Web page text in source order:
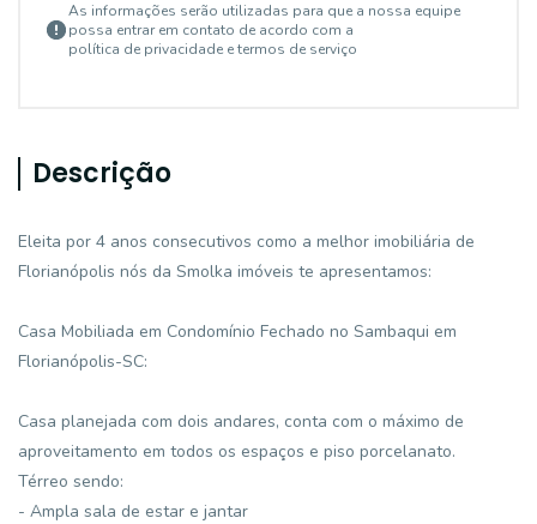
As informações serão utilizadas para que a nossa equipe
possa entrar em contato de acordo com a
política de privacidade e termos de serviço
Descrição
Eleita por 4 anos consecutivos como a melhor imobiliária de
Florianópolis nós da Smolka imóveis te apresentamos:
Casa Mobiliada em Condomínio Fechado no Sambaqui em
Florianópolis-SC:
Casa planejada com dois andares, conta com o máximo de
aproveitamento em todos os espaços e piso porcelanato.
Térreo sendo:
- Ampla sala de estar e jantar